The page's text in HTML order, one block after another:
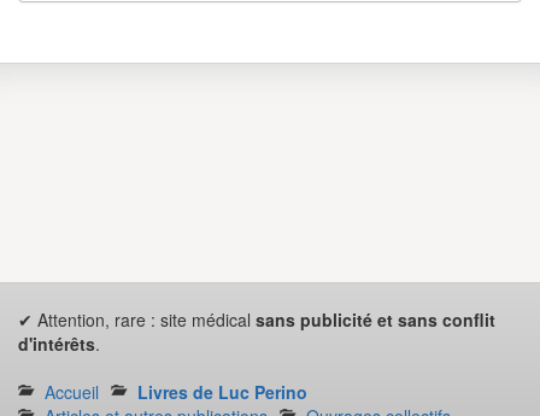
✔ Attention, rare : site médical sans publicité et sans conflit
d'intérêts.
Accueil
Livres de Luc Perino